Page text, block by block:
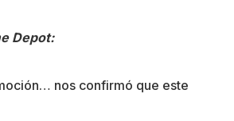
Depot:
nos confirmó que este